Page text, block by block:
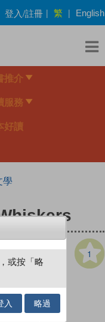
登入/註冊 | 繁 | English
推介
服務
好讀
學
1
或按「略
入 略過